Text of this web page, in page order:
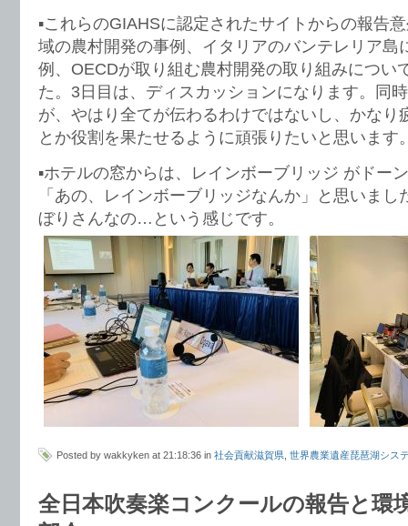
▪️これらのGIAHSに認定されたサイトからの報告
域の農村開発の事例、イタリアのバンテレリア島
例、OECDが取り組む農村開発の取り組みについ
た。3日目は、ディスカッションになります。同
が、やはり全てが伝わるわけではないし、かなり
とか役割を果たせるように頑張りたいと思います
▪️ホテルの窓からは、レインボーブリッジ がドー
「あの、レインボーブリッジなんか」と思いま
ぼりさんなの…という感じです。
Posted by wakkyken at 21:18:36 in 社会貢献滋賀県 世界農業遺産琵琶湖シス
全日本吹奏楽コンクールの報告と環